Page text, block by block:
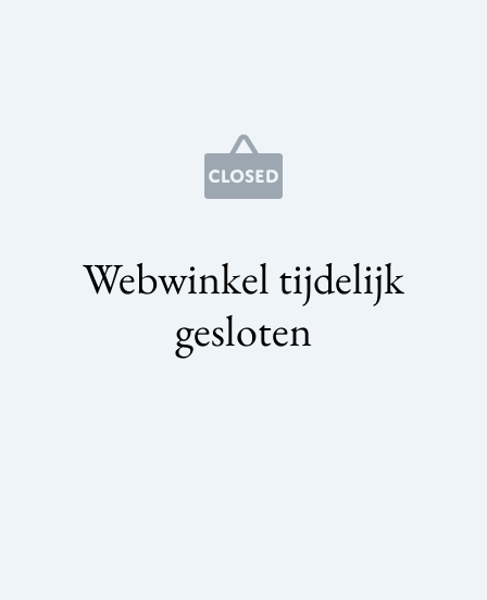
Webwinkel tijdelijk
gesloten